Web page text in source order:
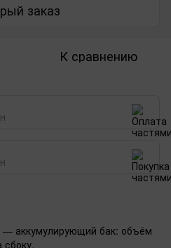
заказ
К сравнению
— аккумулирующий бак: объём